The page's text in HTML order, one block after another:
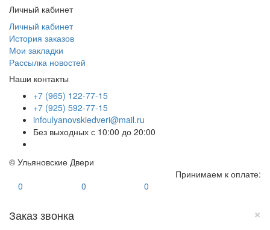
Личный кабинет
Личный кабинет
История заказов
Мои закладки
Рассылка новостей
Наши контакты
+7 (965) 122-77-15
+7 (925) 592-77-15
infoulyanovskiedveri@mail.ru
Без выходных с 10:00 до 20:00
© Ульяновские Двери
Принимаем к оплате:
0
0 0
×
Заказ звонка